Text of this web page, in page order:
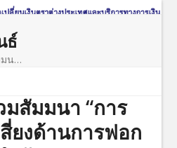
ธ์
มน…
มสัมมนา “การ
ยงด้านการฟอก